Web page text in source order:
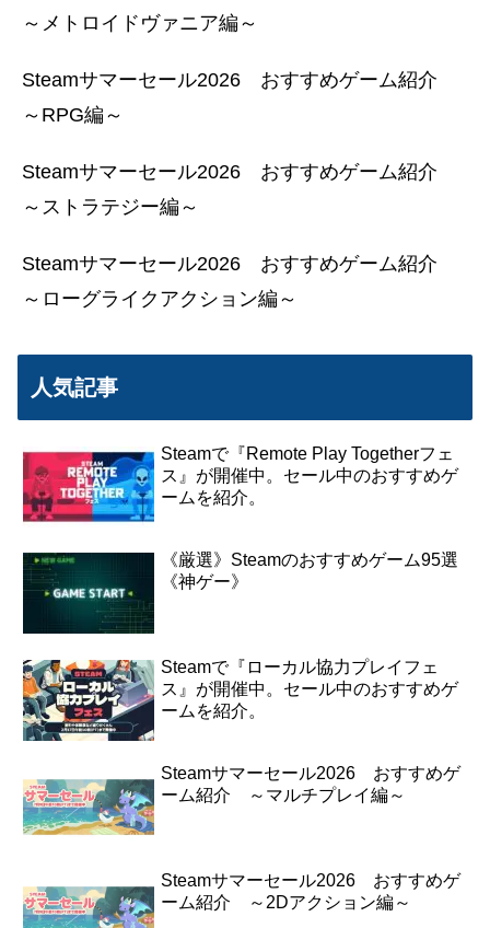
～メトロイドヴァニア編～
Steamサマーセール2026 おすすめゲーム紹介
～RPG編～
Steamサマーセール2026 おすすめゲーム紹介
～ストラテジー編～
Steamサマーセール2026 おすすめゲーム紹介
～ローグライクアクション編～
人気記事
Steamで『Remote Play Togetherフェ
ス』が開催中。セール中のおすすめゲ
ームを紹介。
《厳選》Steamのおすすめゲーム95選
《神ゲー》
Steamで『ローカル協力プレイフェ
ス』が開催中。セール中のおすすめゲ
ームを紹介。
Steamサマーセール2026 おすすめゲ
ーム紹介 ～マルチプレイ編～
Steamサマーセール2026 おすすめゲ
ーム紹介 ～2Dアクション編～